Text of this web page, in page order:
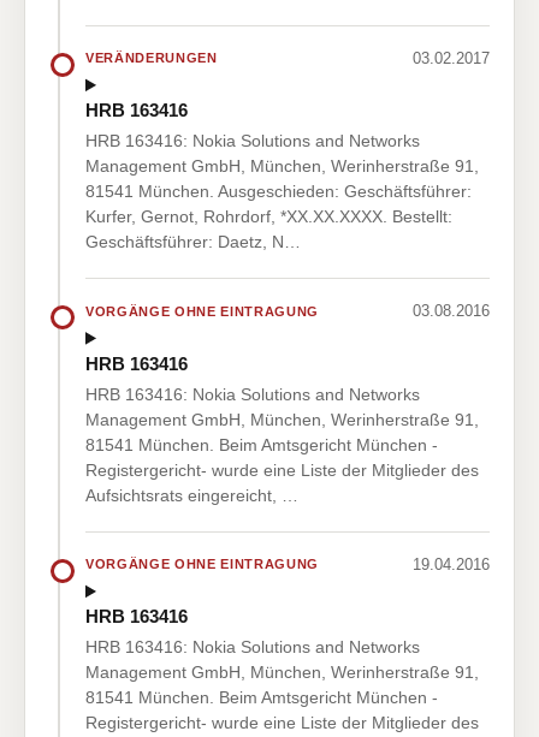
VERÄNDERUNGEN 03.02.2017
HRB 163416
HRB 163416: Nokia Solutions and Networks
Management GmbH, München, Werinherstraße 91,
81541 München. Ausgeschieden: Geschäftsführer:
Kurfer, Gernot, Rohrdorf, *XX.XX.XXXX. Bestellt:
Geschäftsführer: Daetz, N…
VORGÄNGE OHNE EINTRAGUNG 03.08.2016
HRB 163416
HRB 163416: Nokia Solutions and Networks
Management GmbH, München, Werinherstraße 91,
81541 München. Beim Amtsgericht München -
Registergericht- wurde eine Liste der Mitglieder des
Aufsichtsrats eingereicht, …
VORGÄNGE OHNE EINTRAGUNG 19.04.2016
HRB 163416
HRB 163416: Nokia Solutions and Networks
Management GmbH, München, Werinherstraße 91,
81541 München. Beim Amtsgericht München -
Registergericht- wurde eine Liste der Mitglieder des